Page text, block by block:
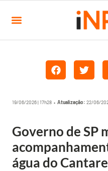
19/06/2026 | 17h28 • Atualização: 22/06/
Governo de SP
água do